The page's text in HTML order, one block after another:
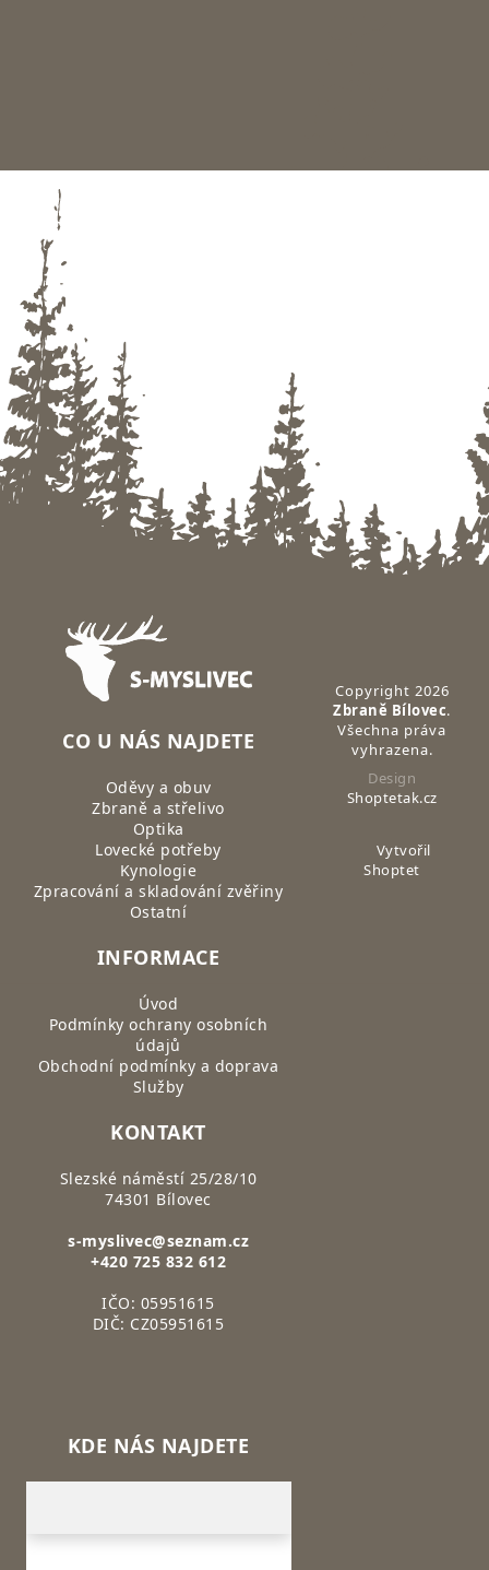
Zápatí
CO U NÁS NAJDETE
Oděvy a obuv
Zbraně a střelivo
Optika
Lovecké potřeby
Kynologie
Zpracování a skladování zvěřiny
Ostatní
INFORMACE
Úvod
Podmínky ochrany osobních
údajů
Obchodní podmínky a doprava
Služby
KONTAKT
Slezské náměstí 25/28/10
74301 Bílovec
s-myslivec@seznam.cz
+420 725 832 612
IČO: 05951615
DIČ: CZ05951615
KDE NÁS NAJDETE
Copyright 2026
Zbraně Bílovec.
Všechna práva
vyhrazena.
Design
Shoptetak.cz
Vytvořil
Shoptet